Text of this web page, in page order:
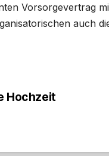
Vorsorgevertrag
auch
Hochzeit